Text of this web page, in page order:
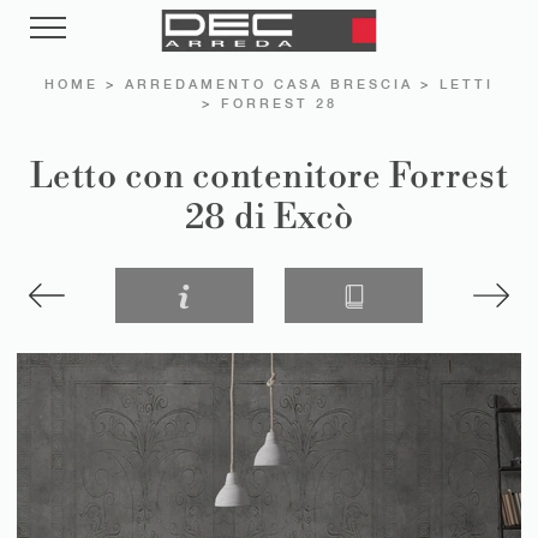
HOME > ARREDAMENTO CASA BRESCIA > LETTI
>
FORREST 28
Letto con contenitore Forrest
28 di Excò